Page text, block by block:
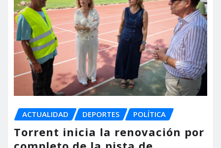
ACTUALIDAD DEPORTES POLÍTICA
Torrent inicia la renovación por